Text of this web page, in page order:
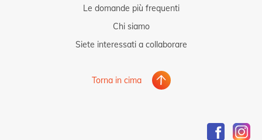
Le domande più frequenti
Chi siamo
Siete interessati a collaborare
Torna in cima